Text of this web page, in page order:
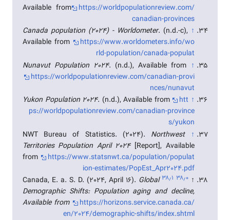
Available from
https://worldpopulationreview.com/
canadian-provinces
↑
Canada population (2024) - Worldometer. (n.d.-c),
Available from
https://www.worldometers.info/wo
rld-population/canada-populat
↑
Nunavut Population 2024. (n.d.), Available from
https://worldpopulationreview.com/canadian-provi
nces/nunavut
↑
Yukon Population 2024. (n.d.), Available from
htt
ps://worldpopulationreview.com/canadian-province
s/yukon
↑
NWT Bureau of Statistics. (2024). Northwest
Territories Population April 2024[Report], Available
from
https://www.statsnwt.ca/population/populat
ion-estimates/PopEst_Apr2024.pdf
↑ ۳۸٫۰ ۳۸٫۱ Canada, E. a. S. D. (2024, April 16). Global
Demographic Shifts: Population aging and decline,
Available from
https://horizons.service.canada.ca/
en/2024/demographic-shifts/index.shtml